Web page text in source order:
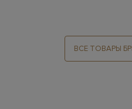
ВСЕ ТОВАРЫ